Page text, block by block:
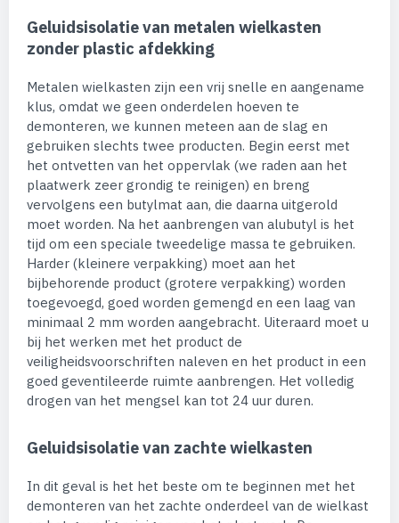
Geluidsisolatie van metalen wielkasten
zonder plastic afdekking
Metalen wielkasten zijn een vrij snelle en aangename
klus, omdat we geen onderdelen hoeven te
demonteren, we kunnen meteen aan de slag en
gebruiken slechts twee producten. Begin eerst met
het ontvetten van het oppervlak (we raden aan het
plaatwerk zeer grondig te reinigen) en breng
vervolgens een butylmat aan, die daarna uitgerold
moet worden. Na het aanbrengen van alubutyl is het
tijd om een speciale tweedelige massa te gebruiken.
Harder (kleinere verpakking) moet aan het
bijbehorende product (grotere verpakking) worden
toegevoegd, goed worden gemengd en een laag van
minimaal 2 mm worden aangebracht. Uiteraard moet u
bij het werken met het product de
veiligheidsvoorschriften naleven en het product in een
goed geventileerde ruimte aanbrengen. Het volledig
drogen van het mengsel kan tot 24 uur duren.
Geluidsisolatie van zachte wielkasten
In dit geval is het het beste om te beginnen met het
demonteren van het zachte onderdeel van de wielkast